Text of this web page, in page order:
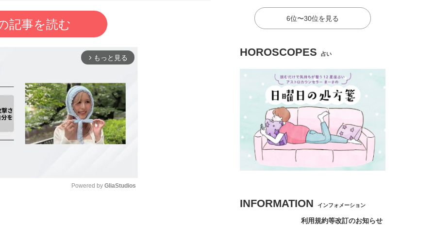
記事を読む
arrow_forward_ios もっと見る
Powered by GliaStudios
6位〜30位を見る
HOROSCOPES 占い
INFORMATION インフォメーション
利用規約等改訂のお知らせ